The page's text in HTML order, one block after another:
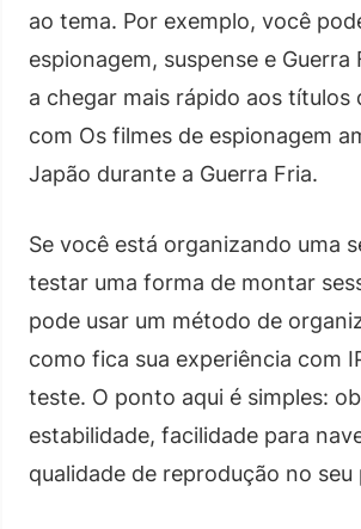
ao tema. Por exemplo, você
espionagem, suspense e Guerra
a chegar mais rápido aos títulos
com Os filmes de espionagem
Japão durante a Guerra Fria.
Se você está organizando uma
testar uma forma de montar
pode usar um método de
como fica sua experiência com
teste. O ponto aqui é simples:
estabilidade, facilidade para
qualidade de reprodução no seu